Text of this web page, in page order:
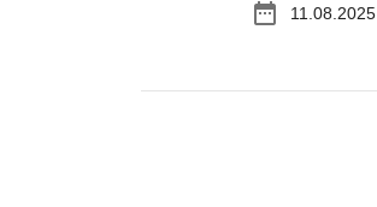
date_range 11.08.2025